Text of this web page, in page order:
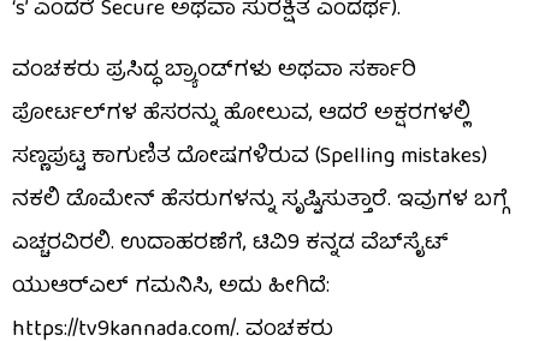
‘s’ ಎಂದರೆ Secure ಅಥವಾ ಸುರಕ್ಷಿತ ಎಂದರ್ಥ).
ವಂಚಕರು ಪ್ರಸಿದ್ಧ ಬ್ರ್ಯಾಂಡ್‌ಗಳು ಅಥವಾ ಸರ್ಕಾರಿ
ಪೋರ್ಟಲ್‌ಗಳ ಹೆಸರನ್ನು ಹೋಲುವ, ಆದರೆ ಅಕ್ಷರಗಳಲ್ಲಿ
ಸಣ್ಣಪುಟ್ಟ ಕಾಗುಣಿತ ದೋಷಗಳಿರುವ (Spelling mistakes)
ನಕಲಿ ಡೊಮೇನ್ ಹೆಸರುಗಳನ್ನು ಸೃಷ್ಟಿಸುತ್ತಾರೆ. ಇವುಗಳ ಬಗ್ಗೆ
ಎಚ್ಚರವಿರಲಿ. ಉದಾಹರಣೆಗೆ, ಟಿವಿ9 ಕನ್ನಡ ವೆಬ್​ಸೈಟ್
ಯುಆರ್​ಎಲ್ ಗಮನಿಸಿ, ಅದು ಹೀಗಿದೆ:
https://tv9kannada.com/. ವಂಚಕರು